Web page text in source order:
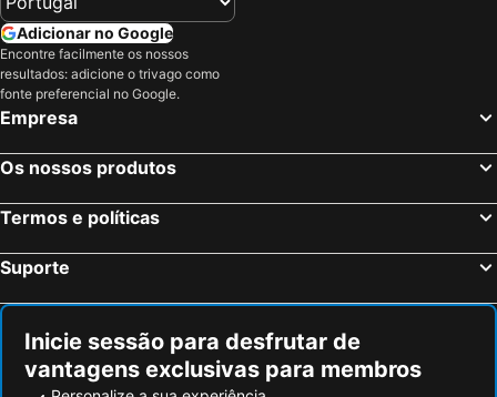
Adicionar no Google
Encontre facilmente os nossos
resultados: adicione o trivago como
fonte preferencial no Google.
Empresa
Os nossos produtos
Termos e políticas
Suporte
Inicie sessão para desfrutar de
vantagens exclusivas para membros